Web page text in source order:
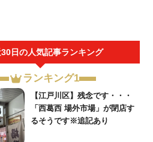
日の人気記事ランキング
ランキング1
【江戸川区】残念です・・・
「西葛西 場外市場」が閉店す
るそうです※追記あり